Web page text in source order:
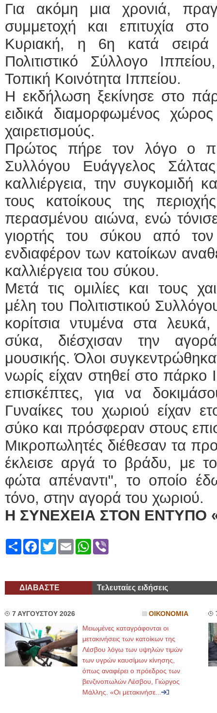
Για ακόμη μια χρονιά,
συμμετοχή και επιτυχία
Κυριακή, η 6η κατά
Πολιτιστικό Σύλλογο
Τοπική Κοινότητα Ιππείου.
Η εκδήλωση ξεκίνησε στο
ειδικά διαμορφωμένος
χαιρετισμούς.
Πρώτος πήρε τον λόγο ο
Συλλόγου Ευάγγελος
καλλιέργεια, την συγκομιδή
τους κατοίκους της
περασμένου αιώνα, ενώ
γιορτής του σύκου από τον
ενδιαφέρον των κατοίκων
καλλιέργεια του σύκου.
Μετά τις ομιλίες και τους
μέλη του Πολιτιστικού
κορίτσια ντυμένα στα
σύκα, διέσχισαν την
μουσικής. Όλοι
νωρίς είχαν στηθεί στο πάρκο
επισκέπτες, για να
Γυναίκες του χωριού είχαν
σύκο και πρόσφεραν στους
Μικροπωλητές διέθεσαν τα
έκλεισε αργά το βράδυ, με
φώτα απέναντι", το οποίο
τόνο, στην αγορά του χωριού.
Η ΣΥΝΕΧΕΙΑ ΣΤΟΝ ΕΝΤΥΠΟ
ShareFacebook
TwitterEmailWhatsApp
ΔΙΑΒΑΣΤΕ Τελευταίες ειδήσεις
7 ΑΥΓΟΥΣΤΟΥ 2026 ΟΙΚΟΝΟΜΙΑ
Μειωμένες καταγράφονται οι
μετακινήσεις των κατοίκων της
Λέσβου λόγω των υψηλών τιμών
των υγρών καυσίμων κίνησης,
όπως αναφέρει ο πρόεδρος των
βενζινοπωλών Λέσβου, Γιώργος
Μάλλης. «Οι μετακινήσε...